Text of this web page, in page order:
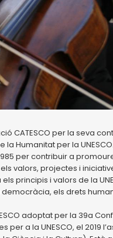
CATESCO per la seva
Humanitat per la UNESCO.
per contribuir a
valors, projectes i
principis i valors de la
els drets
adoptat per la 39a
per a la UNESCO, el 2019